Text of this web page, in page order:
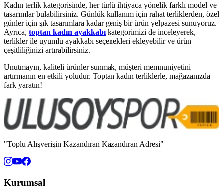
Kadın terlik kategorisinde, her türlü ihtiyaca yönelik farklı model ve
tasarımlar bulabilirsiniz. Günlük kullanım için rahat terliklerden, özel
günler için şık tasarımlara kadar geniş bir ürün yelpazesi sunuyoruz.
Ayrıca, toptan kadın ayakkabı kategorimizi de inceleyerek,
terlikler ile uyumlu ayakkabı seçenekleri ekleyebilir ve ürün
çeşitliliğinizi artırabilirsiniz.
Unutmayın, kaliteli ürünler sunmak, müşteri memnuniyetini
artırmanın en etkili yoludur. Toptan kadın terliklerle, mağazanızda
fark yaratın!
"Toplu Alışverişin Kazandıran Kazandıran Adresi"
Kurumsal